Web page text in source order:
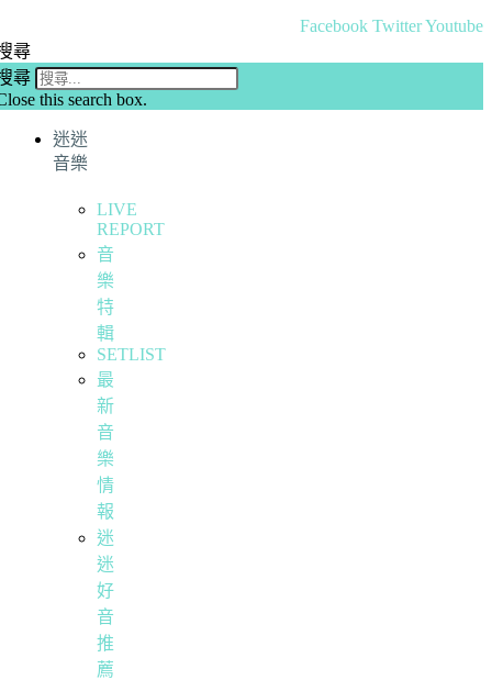
Facebook TwitterYoutube
尋
尋
this search box.
迷迷
音樂
LIVE
REPORT
音
樂
特
輯
SETLIST
最
新
音
樂
情
報
迷
迷
好
音
推
薦